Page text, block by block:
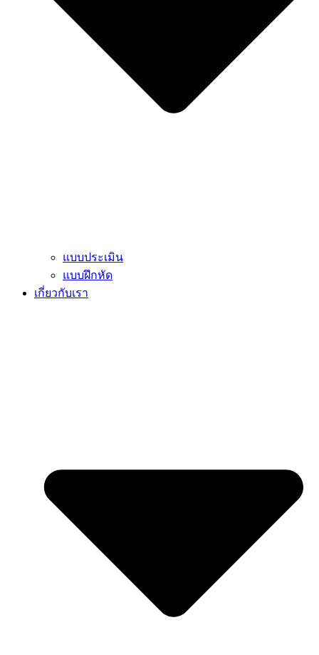
แบบประเมิน
แบบฝึกหัด
เกี่ยวกับเรา